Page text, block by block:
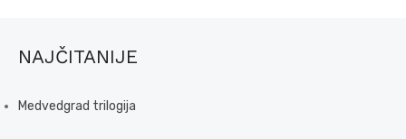
NAJČITANIJE
Medvedgrad trilogija